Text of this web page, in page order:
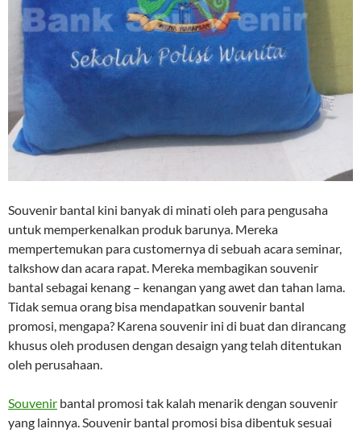
Souvenir bantal kini banyak di minati oleh para pengusaha
untuk memperkenalkan produk barunya. Mereka
mempertemukan para customernya di sebuah acara seminar,
talkshow dan acara rapat. Mereka membagikan souvenir
bantal sebagai kenang – kenangan yang awet dan tahan lama.
Tidak semua orang bisa mendapatkan souvenir bantal
promosi, mengapa? Karena souvenir ini di buat dan dirancang
khusus oleh produsen dengan desaign yang telah ditentukan
oleh perusahaan.
Souvenir bantal promosi tak kalah menarik dengan souvenir
yang lainnya. Souvenir bantal promosi bisa dibentuk sesuai